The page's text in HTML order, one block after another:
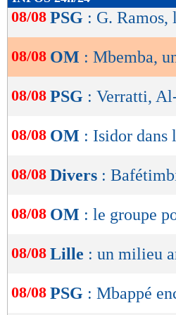
de
OK
08/08 PSG : G.
08/08 OM : Mbemba,
08/08 PSG : Verratti,
08/08 OM : Isidor dans
08/08 Divers :
08/08 OM : le groupe
08/08 Lille : un milieu
08/08 PSG : Mbappé